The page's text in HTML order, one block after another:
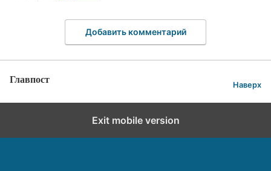
Добавить комментарий
Главпост Наверх
Exit mobile version